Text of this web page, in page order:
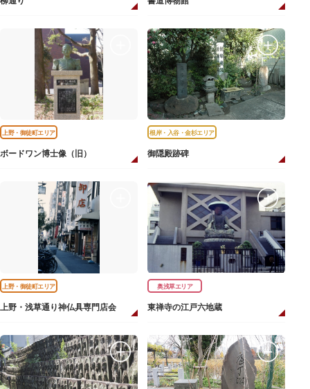
上野・御徒町エリア
ボードワン博士像（旧）
根岸・入谷・金杉エリア
御隠殿跡碑
上野・御徒町エリア
上野・浅草通り神仏具専門店会
奥浅草エリア
東禅寺の江戸六地蔵